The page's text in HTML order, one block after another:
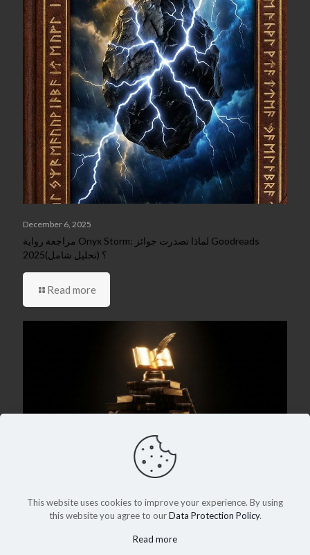
December 6, 2025
مراجعة رواية Onyx Storm: لماذا تصدرت جوائز Goodreads
2025؟ (تحليل شامل)
Read more
This website uses cookies to improve your experience. By using
this website you agree to ourData Protection Policy.
Read more